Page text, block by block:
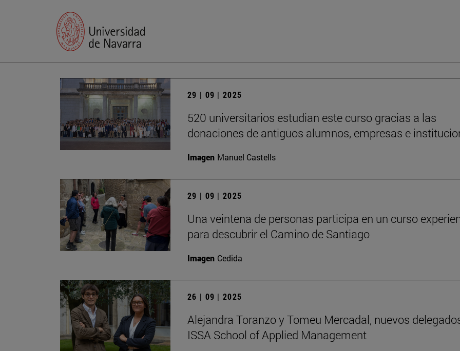
29 | 09 | 2025
520 universitarios estudian este curso gracias a las
donaciones de antiguos alumnos, empresas e
Imagen Manuel Castells
29 | 09 | 2025
Una veintena de personas participa en un curso
para descubrir el Camino de Santiago
Imagen Cedida
26 | 09 | 2025
Alejandra Toranzo y Tomeu Mercadal, nuevos
ISSA School of Applied Management